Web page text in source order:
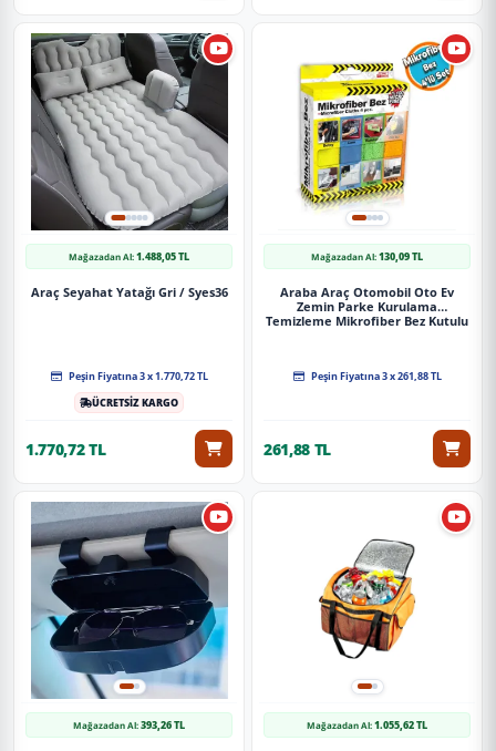
Mağazadan Al:1.488,05 TL
Araç Seyahat Yatağı Gri / Syes36
Peşin Fiyatına 3 x 1.770,72 TL
ÜCRETSİZ KARGO
1.770,72 TL
Mağazadan Al:130,09 TL
Araba Araç Otomobil Oto Ev
Zemin Parke Kurulama
Temizleme Mikrofiber Bez Kutulu
Peşin Fiyatına 3 x 261,88 TL
261,88 TL
Mağazadan Al:393,26 TL Mağazadan Al:1.055,62 TL